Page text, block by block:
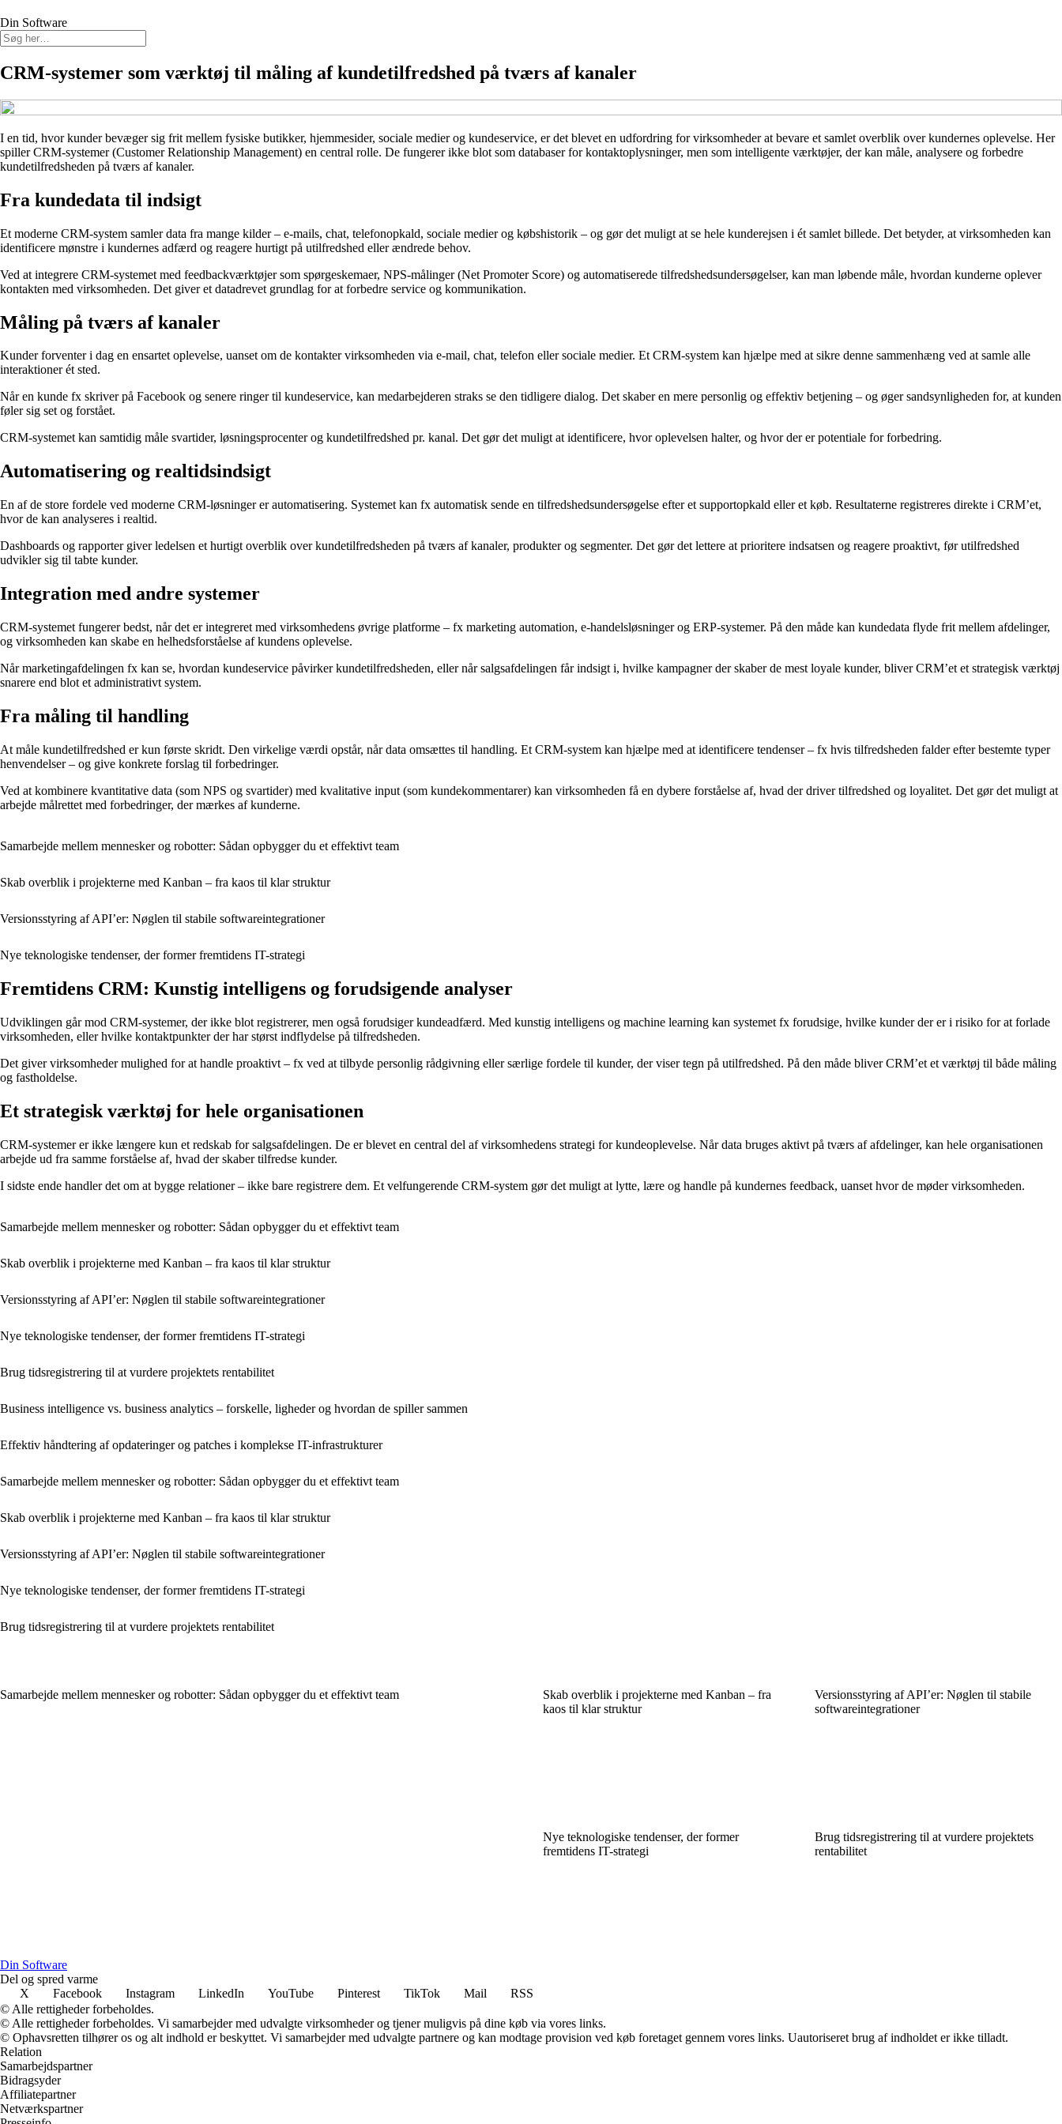
Din Software
CRM-systemer som værktøj til måling af kundetilfredshed på tværs af kanaler
I en tid, hvor kunder bevæger sig frit mellem fysiske butikker, hjemmesider, sociale medier og kundeservice, er det blevet en udfordring for virksomheder at bevare et samlet overblik over kundernes oplevelse. Her
spiller CRM-systemer (Customer Relationship Management) en central rolle. De fungerer ikke blot som databaser for kontaktoplysninger, men som intelligente værktøjer, der kan måle, analysere og forbedre
kundetilfredsheden på tværs af kanaler.
Fra kundedata til indsigt
Et moderne CRM-system samler data fra mange kilder – e-mails, chat, telefonopkald, sociale medier og købshistorik – og gør det muligt at se hele kunderejsen i ét samlet billede. Det betyder, at virksomheden kan
identificere mønstre i kundernes adfærd og reagere hurtigt på utilfredshed eller ændrede behov.
Ved at integrere CRM-systemet med feedbackværktøjer som spørgeskemaer, NPS-målinger (Net Promoter Score) og automatiserede tilfredshedsundersøgelser, kan man løbende måle, hvordan kunderne oplever
kontakten med virksomheden. Det giver et datadrevet grundlag for at forbedre service og kommunikation.
Måling på tværs af kanaler
Kunder forventer i dag en ensartet oplevelse, uanset om de kontakter virksomheden via e-mail, chat, telefon eller sociale medier. Et CRM-system kan hjælpe med at sikre denne sammenhæng ved at samle alle
interaktioner ét sted.
Når en kunde fx skriver på Facebook og senere ringer til kundeservice, kan medarbejderen straks se den tidligere dialog. Det skaber en mere personlig og effektiv betjening – og øger sandsynligheden for, at kunden
føler sig set og forstået.
CRM-systemet kan samtidig måle svartider, løsningsprocenter og kundetilfredshed pr. kanal. Det gør det muligt at identificere, hvor oplevelsen halter, og hvor der er potentiale for forbedring.
Automatisering og realtidsindsigt
En af de store fordele ved moderne CRM-løsninger er automatisering. Systemet kan fx automatisk sende en tilfredshedsundersøgelse efter et supportopkald eller et køb. Resultaterne registreres direkte i CRM’et,
hvor de kan analyseres i realtid.
Dashboards og rapporter giver ledelsen et hurtigt overblik over kundetilfredsheden på tværs af kanaler, produkter og segmenter. Det gør det lettere at prioritere indsatsen og reagere proaktivt, før utilfredshed
udvikler sig til tabte kunder.
Integration med andre systemer
CRM-systemet fungerer bedst, når det er integreret med virksomhedens øvrige platforme – fx marketing automation, e-handelsløsninger og ERP-systemer. På den måde kan kundedata flyde frit mellem afdelinger,
og virksomheden kan skabe en helhedsforståelse af kundens oplevelse.
Når marketingafdelingen fx kan se, hvordan kundeservice påvirker kundetilfredsheden, eller når salgsafdelingen får indsigt i, hvilke kampagner der skaber de mest loyale kunder, bliver CRM’et et strategisk værktøj
snarere end blot et administrativt system.
Fra måling til handling
At måle kundetilfredshed er kun første skridt. Den virkelige værdi opstår, når data omsættes til handling. Et CRM-system kan hjælpe med at identificere tendenser – fx hvis tilfredsheden falder efter bestemte typer
henvendelser – og give konkrete forslag til forbedringer.
Ved at kombinere kvantitative data (som NPS og svartider) med kvalitative input (som kundekommentarer) kan virksomheden få en dybere forståelse af, hvad der driver tilfredshed og loyalitet. Det gør det muligt at
arbejde målrettet med forbedringer, der mærkes af kunderne.
Samarbejde mellem mennesker og robotter: Sådan opbygger du et effektivt team
Skab overblik i projekterne med Kanban – fra kaos til klar struktur
Versionsstyring af API’er: Nøglen til stabile softwareintegrationer
Nye teknologiske tendenser, der former fremtidens IT-strategi
Fremtidens CRM: Kunstig intelligens og forudsigende analyser
Udviklingen går mod CRM-systemer, der ikke blot registrerer, men også forudsiger kundeadfærd. Med kunstig intelligens og machine learning kan systemet fx forudsige, hvilke kunder der er i risiko for at forlade
virksomheden, eller hvilke kontaktpunkter der har størst indflydelse på tilfredsheden.
Det giver virksomheder mulighed for at handle proaktivt – fx ved at tilbyde personlig rådgivning eller særlige fordele til kunder, der viser tegn på utilfredshed. På den måde bliver CRM’et et værktøj til både måling
og fastholdelse.
Et strategisk værktøj for hele organisationen
CRM-systemer er ikke længere kun et redskab for salgsafdelingen. De er blevet en central del af virksomhedens strategi for kundeoplevelse. Når data bruges aktivt på tværs af afdelinger, kan hele organisationen
arbejde ud fra samme forståelse af, hvad der skaber tilfredse kunder.
I sidste ende handler det om at bygge relationer – ikke bare registrere dem. Et velfungerende CRM-system gør det muligt at lytte, lære og handle på kundernes feedback, uanset hvor de møder virksomheden.
Samarbejde mellem mennesker og robotter: Sådan opbygger du et effektivt team
Skab overblik i projekterne med Kanban – fra kaos til klar struktur
Versionsstyring af API’er: Nøglen til stabile softwareintegrationer
Nye teknologiske tendenser, der former fremtidens IT-strategi
Brug tidsregistrering til at vurdere projektets rentabilitet
Business intelligence vs. business analytics – forskelle, ligheder og hvordan de spiller sammen
Effektiv håndtering af opdateringer og patches i komplekse IT-infrastrukturer
Samarbejde mellem mennesker og robotter: Sådan opbygger du et effektivt team
Skab overblik i projekterne med Kanban – fra kaos til klar struktur
Versionsstyring af API’er: Nøglen til stabile softwareintegrationer
Nye teknologiske tendenser, der former fremtidens IT-strategi
Brug tidsregistrering til at vurdere projektets rentabilitet
Samarbejde mellem mennesker og robotter: Sådan opbygger du et effektivt team
Skab overblik i projekterne med Kanban – fra
kaos til klar struktur
Versionsstyring af API’er: Nøglen til stabile
softwareintegrationer
Nye teknologiske tendenser, der former
fremtidens IT-strategi
Brug tidsregistrering til at vurdere projektets
rentabilitet
Din Software
Del og spred varme
X
Facebook Instagram LinkedIn YouTube Pinterest TikTok Mail
RSS
© Alle rettigheder forbeholdes.
© Alle rettigheder forbeholdes. Vi samarbejder med udvalgte virksomheder og tjener muligvis på dine køb via vores links.
© Ophavsretten tilhører os og alt indhold er beskyttet. Vi samarbejder med udvalgte partnere og kan modtage provision ved køb foretaget gennem vores links. Uautoriseret brug af indholdet er ikke tilladt.
Relation
Samarbejdspartner
Bidragsyder
Affiliatepartner
Netværkspartner